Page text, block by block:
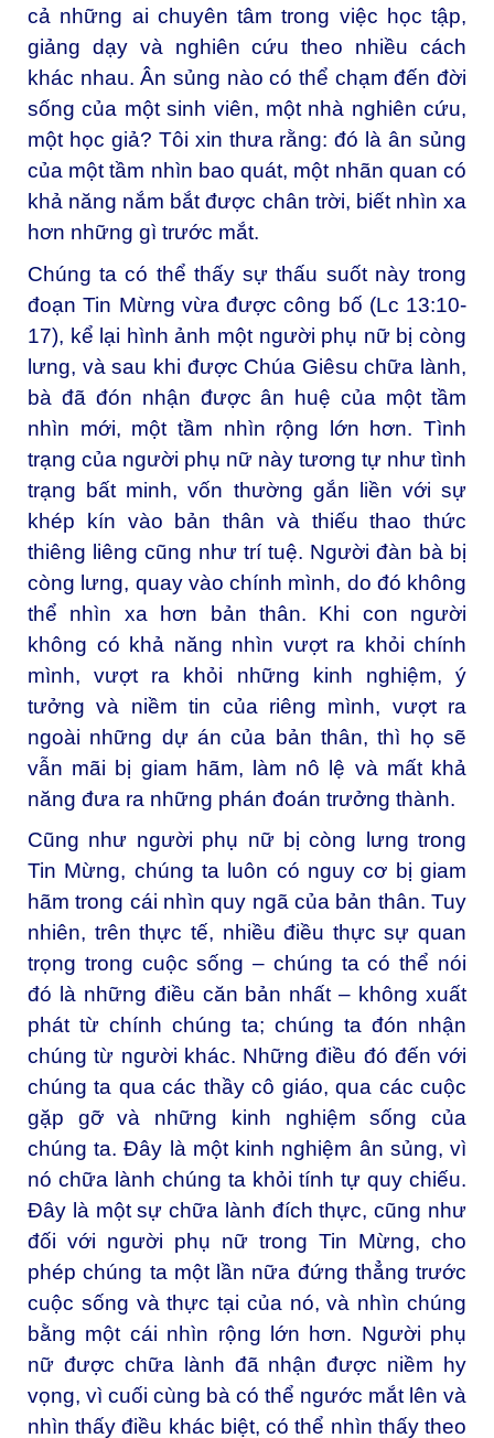
cả những ai chuyên tâm trong việc học tập,
giảng dạy và nghiên cứu theo nhiều cách
khác nhau. Ân sủng nào có thể chạm đến đời
sống của một sinh viên, một nhà nghiên cứu,
một học giả? Tôi xin thưa rằng: đó là ân sủng
của một tầm nhìn bao quát, một nhãn quan có
khả năng nắm bắt được chân trời, biết nhìn xa
hơn những gì trước mắt.
Chúng ta có thể thấy sự thấu suốt này trong
đoạn Tin Mừng vừa được công bố (Lc 13:10-
17), kể lại hình ảnh một người phụ nữ bị còng
lưng, và sau khi được Chúa Giêsu chữa lành,
bà đã đón nhận được ân huệ của một tầm
nhìn mới, một tầm nhìn rộng lớn hơn. Tình
trạng của người phụ nữ này tương tự như tình
trạng bất minh, vốn thường gắn liền với sự
khép kín vào bản thân và thiếu thao thức
thiêng liêng cũng như trí tuệ. Người đàn bà bị
còng lưng, quay vào chính mình, do đó không
thể nhìn xa hơn bản thân. Khi con người
không có khả năng nhìn vượt ra khỏi chính
mình, vượt ra khỏi những kinh nghiệm, ý
tưởng và niềm tin của riêng mình, vượt ra
ngoài những dự án của bản thân, thì họ sẽ
vẫn mãi bị giam hãm, làm nô lệ và mất khả
năng đưa ra những phán đoán trưởng thành.
Cũng như người phụ nữ bị còng lưng trong
Tin Mừng, chúng ta luôn có nguy cơ bị giam
hãm trong cái nhìn quy ngã của bản thân. Tuy
nhiên, trên thực tế, nhiều điều thực sự quan
trọng trong cuộc sống – chúng ta có thể nói
đó là những điều căn bản nhất – không xuất
phát từ chính chúng ta; chúng ta đón nhận
chúng từ người khác. Những điều đó đến với
chúng ta qua các thầy cô giáo, qua các cuộc
gặp gỡ và những kinh nghiệm sống của
chúng ta. Đây là một kinh nghiệm ân sủng, vì
nó chữa lành chúng ta khỏi tính tự quy chiếu.
Đây là một sự chữa lành đích thực, cũng như
đối với người phụ nữ trong Tin Mừng, cho
phép chúng ta một lần nữa đứng thẳng trước
cuộc sống và thực tại của nó, và nhìn chúng
bằng một cái nhìn rộng lớn hơn. Người phụ
nữ được chữa lành đã nhận được niềm hy
vọng, vì cuối cùng bà có thể ngước mắt lên và
nhìn thấy điều khác biệt, có thể nhìn thấy theo